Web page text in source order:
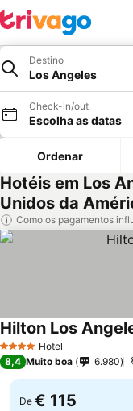
Destino
Los Angeles
Check-in/out
Escolha as datas
Ordenar
Hotéis em Los
Unidos da
Como os pagamentos
4 EstrelasHotel
Hilton Los
8,4 Muito boa 6.980
De € 115